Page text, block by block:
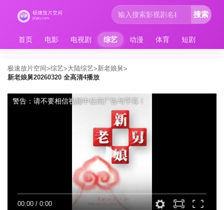
首页 电影 电视剧 综艺 动漫 体育 短剧
搜索
极速放片空间>综艺>大陆综艺>新老娘舅>
新老娘舅20260320 全高清4播放
00:00 / 0:00
警告：请不要相信视频中任何广告与字幕！